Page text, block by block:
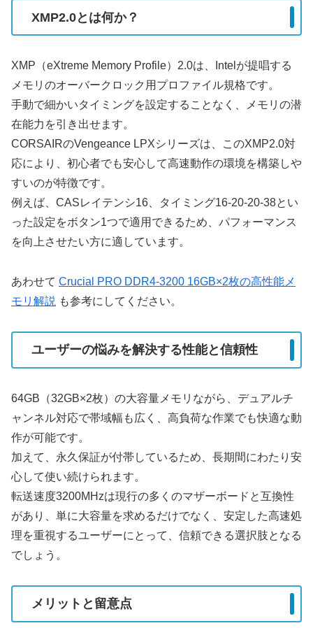
XMP2.0とは何か？
XMP（eXtreme Memory Profile）2.0は、Intelが提唱する
メモリのオーバークロック用プロファイル規格です。
手動で細かいタイミングを設定することなく、メモリの潜
在能力を引き出せます。
CORSAIRのVengeance LPXシリーズは、このXMP2.0対
応により、初心者でも安心して高速動作の環境を構築しや
すいのが特徴です。
例えば、CASレイテンシ16、タイミング16-20-20-38とい
った設定をボタン1つで適用できるため、パフォーマンス
を向上させたい方に適しています。
あわせて Crucial PRO DDR4-3200 16GB×2枚の高性能メ
モリ解説 も参考にしてください。
ユーザーの悩みを解決する性能と信頼性
64GB（32GB×2枚）の大容量メモリながら、デュアルチ
ャンネル対応で帯域幅も広く、高負荷な作業でも快適な動
作が可能です。
加えて、永久保証が付帯しているため、長期間にわたり安
心して使い続けられます。
転送速度3200MHzは現行の多くのマザーボードと互換性
があり、単に大容量を求めるだけでなく、安定した高速処
理を重視するユーザーにとって、信頼できる選択肢となる
でしょう。
メリットと留意点